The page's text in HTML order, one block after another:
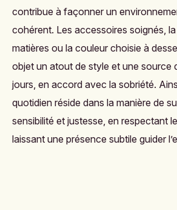
contribue à façonner un
cohérent. Les accessoires soignés,
matières ou la couleur choisie à
objet un atout de style et une source
jours, en accord avec la sobriété.
quotidien réside dans la manière de
sensibilité et justesse, en respectant
laissant une présence subtile guider